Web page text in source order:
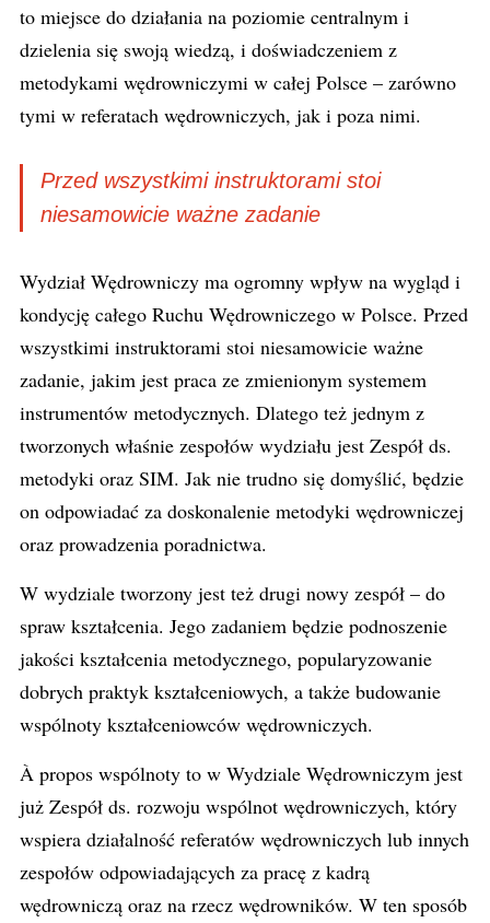
to miejsce do działania na poziomie centralnym i
dzielenia się swoją wiedzą, i doświadczeniem z
metodykami wędrowniczymi w całej Polsce – zarówno
tymi w referatach wędrowniczych, jak i poza nimi.
Przed wszystkimi instruktorami stoi
niesamowicie ważne zadanie
Wydział Wędrowniczy ma ogromny wpływ na wygląd i
kondycję całego Ruchu Wędrowniczego w Polsce. Przed
wszystkimi instruktorami stoi niesamowicie ważne
zadanie, jakim jest praca ze zmienionym systemem
instrumentów metodycznych. Dlatego też jednym z
tworzonych właśnie zespołów wydziału jest Zespół ds.
metodyki oraz SIM. Jak nie trudno się domyślić, będzie
on odpowiadać za doskonalenie metodyki wędrowniczej
oraz prowadzenia poradnictwa.
W wydziale tworzony jest też drugi nowy zespół – do
spraw kształcenia. Jego zadaniem będzie podnoszenie
jakości kształcenia metodycznego, popularyzowanie
dobrych praktyk kształceniowych, a także budowanie
wspólnoty kształceniowców wędrowniczych.
À propos wspólnoty to w Wydziale Wędrowniczym jest
już Zespół ds. rozwoju wspólnot wędrowniczych, który
wspiera działalność referatów wędrowniczych lub innych
zespołów odpowiadających za pracę z kadrą
wędrowniczą oraz na rzecz wędrowników. W ten sposób